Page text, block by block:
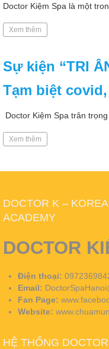
Doctor Kiệm Spa là một
Xem thêm
Sự kiện “TRI
Tạm biệt
Doctor Kiệm Spa trân
Xem thêm
DOCTOR K –
ACADEMY
DOCTOR
Điện thoại:
Email:
Fan Page:
Website:
HỆ THỐNG